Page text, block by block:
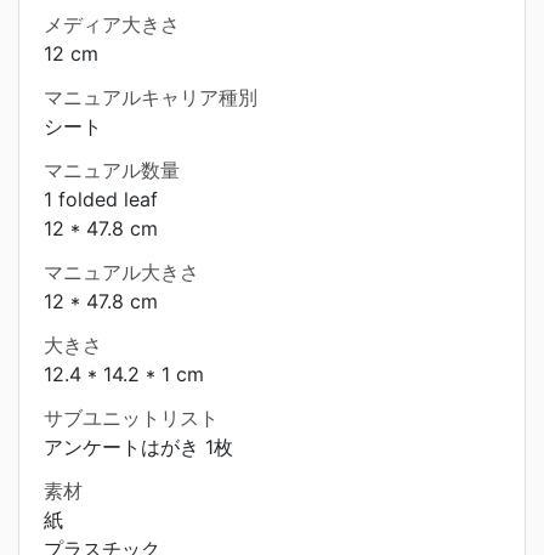
メディア大きさ
12 cm
マニュアルキャリア種別
シート
マニュアル数量
1 folded leaf
12 * 47.8 cm
マニュアル大きさ
12 * 47.8 cm
大きさ
12.4 * 14.2 * 1 cm
サブユニットリスト
アンケートはがき 1枚
素材
紙
プラスチック